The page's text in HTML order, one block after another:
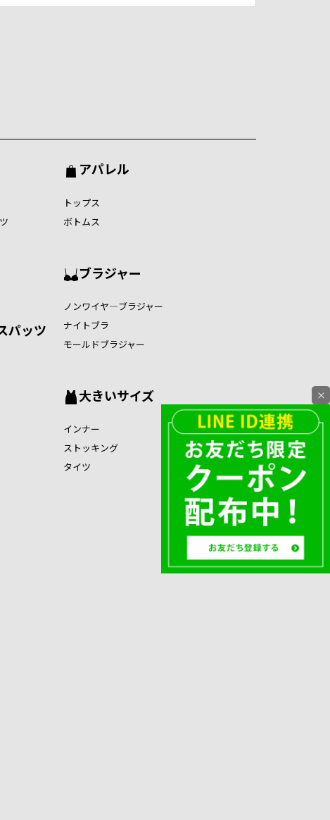
パッツ
アパレル
トップス
ボトムス
ブラジャー
ノンワイヤ―ブラジャー
ナイトブラ
モールドブラジャー
大きいサイズ
インナー
ストッキング
タイツ
×